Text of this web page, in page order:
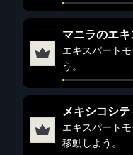
マニラのエキ
エキスパート
う。
メキシコシ
エキスパート
移動しよう。